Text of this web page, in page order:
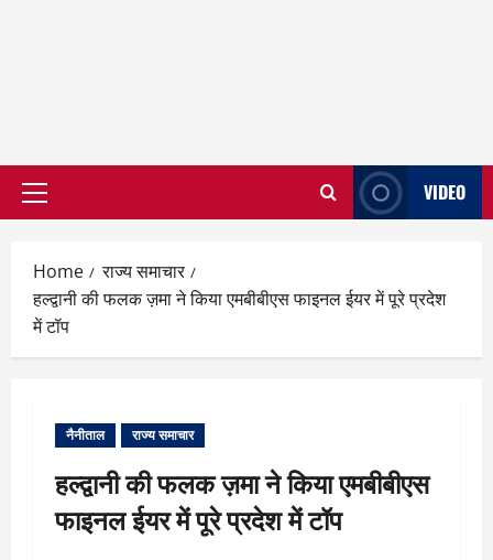
Primary
VIDEO
Home
राज्य समाचार
हल्द्वानी की फलक ज़मा ने किया एमबीबीएस फाइनल ईयर में पूरे प्रदेश
में टॉप
नैनीताल राज्य समाचार
हल्द्वानी की फलक ज़मा ने किया एमबीबीएस
फाइनल ईयर में पूरे प्रदेश में टॉप